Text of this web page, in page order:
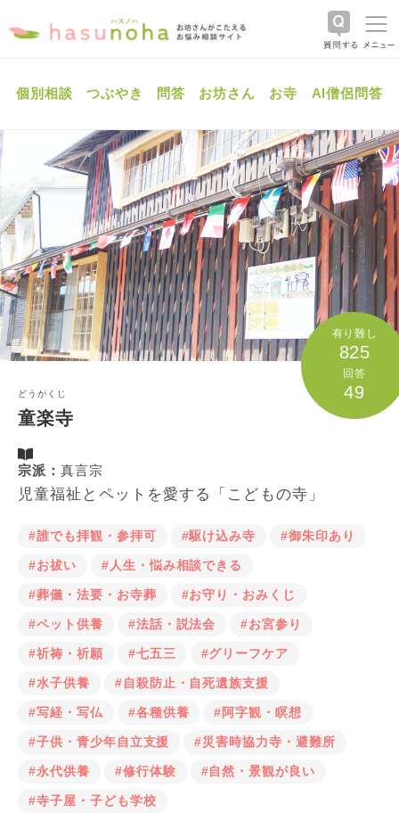
個別相談 つぶやき 問答 お坊さん お寺 AI僧侶問答
有り難し
825
回答
49
どうがくじ
童楽寺
宗派： 真言宗
児童福祉とペットを愛する「こどもの寺」
#誰でも拝観・参拝可 #駆け込み寺 #御朱印あり
#お祓い #人生・悩み相談できる
#葬儀・法要・お寺葬 #お守り・おみくじ
#ペット供養 #法話・説法会 #お宮参り
#祈祷・祈願 #七五三 #グリーフケア
#水子供養 #自殺防止・自死遺族支援
#写経・写仏 #各種供養 #阿字観・瞑想
#子供・青少年自立支援 #災害時協力寺・避難所
#永代供養 #修行体験 #自然・景観が良い
#寺子屋・子ども学校